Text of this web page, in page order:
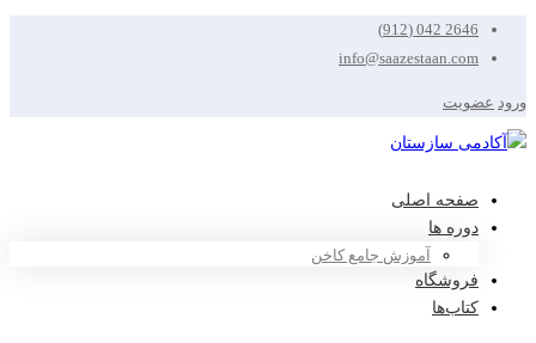
2646 042 (912)
info@saazestaan.com
ورود عضویت
صفحه اصلی
دوره ها
آموزش جامع کاخن
فروشگاه
کتاب‌ها